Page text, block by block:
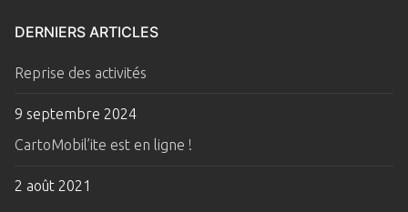
DERNIERS ARTICLES
Reprise des activités
9 septembre 2024
CartoMobil’ite est en ligne !
2 août 2021